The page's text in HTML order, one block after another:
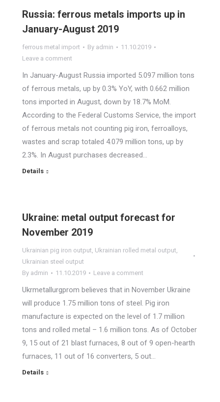
Russia: ferrous metals imports up in
January-August 2019
ferrous metal import By admin
11.10.2019
Leave a comment
In January-August Russia imported 5.097 million tons
of ferrous metals, up by 0.3% YoY, with 0.662 million
tons imported in August, down by 18.7% MoM.
According to the Federal Customs Service, the import
of ferrous metals not counting pig iron, ferroalloys,
wastes and scrap totaled 4.079 million tons, up by
2.3%. In August purchases decreased…
Details
Ukraine: metal output forecast for
November 2019
Ukrainian pig iron output, Ukrainian rolled metal output,
Ukrainian steel output
By admin 11.10.2019 Leave a comment
Ukrmetallurgprom believes that in November Ukraine
will produce 1.75 million tons of steel. Pig iron
manufacture is expected on the level of 1.7 million
tons and rolled metal – 1.6 million tons. As of October
9, 15 out of 21 blast furnaces, 8 out of 9 open-hearth
furnaces, 11 out of 16 converters, 5 out…
Details